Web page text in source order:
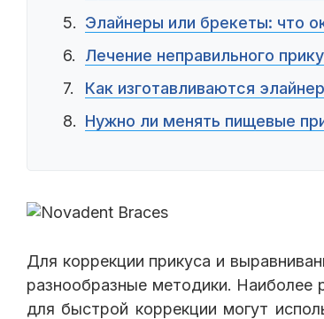
Элайнеры или брекеты: что
Лечение неправильного
Как изготавливаются
Нужно ли менять пищевые
Для коррекции прикуса и
разнообразные методики. Наиболее
для быстрой коррекции могут